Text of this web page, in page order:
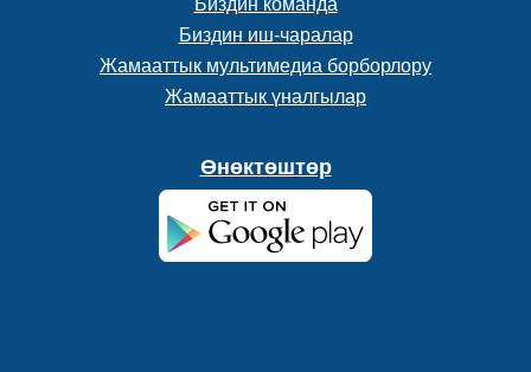
Биздин иш-чаралар
Жамааттык мультимедиа борборлору
Жамааттык үналгылар
Өнөктөштөр